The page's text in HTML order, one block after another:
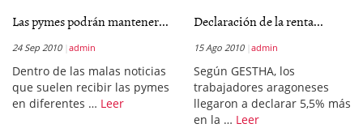
Las pymes podrán mantener...
24 Sep 2010 admin
Dentro de las malas noticias
que suelen recibir las pymes
en diferentes … Leer
Declaración de la renta...
15 Ago 2010 admin
Según GESTHA, los
trabajadores aragoneses
llegaron a declarar 5,5% más
en la … Leer